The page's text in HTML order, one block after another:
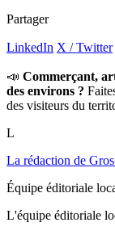
Partager
LinkedIn X / Twitter
📣 Commerçant,
des environs ?
des visiteurs du
L
La rédaction de
Équipe éditoriale
L'équipe éditoriale